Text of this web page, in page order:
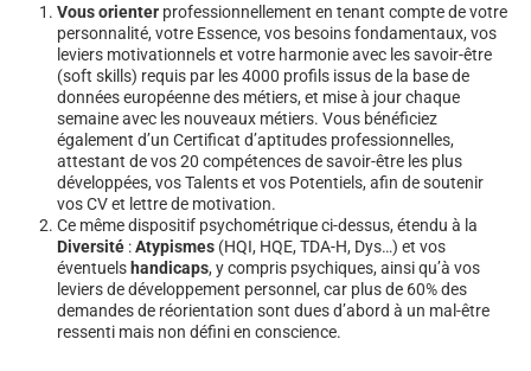
Vous orienter professionnellement en tenant compte de votre
personnalité, votre Essence, vos besoins fondamentaux, vos
leviers motivationnels et votre harmonie avec les savoir-être
(soft skills) requis par les 4000 profils issus de la base de
données européenne des métiers, et mise à jour chaque
semaine avec les nouveaux métiers. Vous bénéficiez
également d’un Certificat d’aptitudes professionnelles,
attestant de vos 20 compétences de savoir-être les plus
développées, vos Talents et vos Potentiels, afin de soutenir
vos CV et lettre de motivation.
Ce même dispositif psychométrique ci-dessus, étendu à la
Diversité :Atypismes (HQI, HQE, TDA-H, Dys…) et vos
éventuels handicaps, y compris psychiques, ainsi qu’à vos
leviers de développement personnel, car plus de 60% des
demandes de réorientation sont dues d’abord à un mal-être
ressenti mais non défini en conscience.